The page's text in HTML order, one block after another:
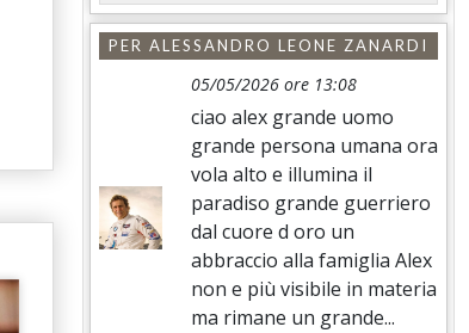
PER ALESSANDRO LEONE ZANARDI
05/05/2026 ore 13:08
ciao alex grande uomo
grande persona umana ora
vola alto e illumina il
paradiso grande guerriero
dal cuore d oro un
abbraccio alla famiglia Alex
non e più visibile in materia
ma rimane un grande...